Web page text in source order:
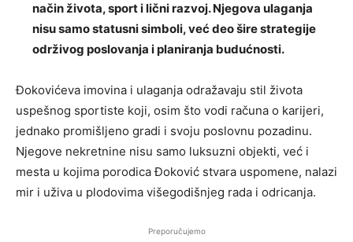
način života, sport i lični razvoj. Njegova ulaganja
nisu samo statusni simboli, već deo šire strategije
održivog poslovanja i planiranja budućnosti.
Đokovićeva imovina i ulaganja odražavaju stil života
uspešnog sportiste koji, osim što vodi računa o karijeri,
jednako promišljeno gradi i svoju poslovnu pozadinu.
Njegove nekretnine nisu samo luksuzni objekti, već i
mesta u kojima porodica Đoković stvara uspomene, nalazi
mir i uživa u plodovima višegodišnjeg rada i odricanja.
Preporučujemo